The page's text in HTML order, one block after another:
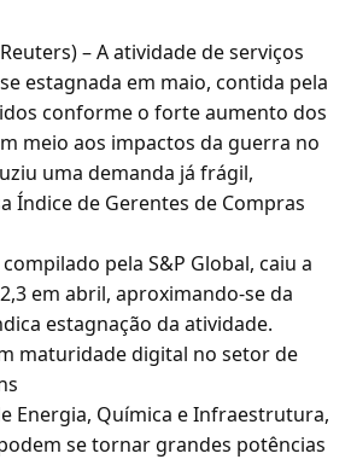
– A atividade de serviços
estagnada em maio, contida pela
conforme o forte aumento dos
meio aos impactos da guerra no
uma demanda já frágil,
Índice de Gerentes de Compras
pela S&P Global, caiu a
em abril, aproximando-se da
estagnação da atividade.
maturidade digital no setor de
Energia, Química e Infraestrutura,
se tornar grandes potências